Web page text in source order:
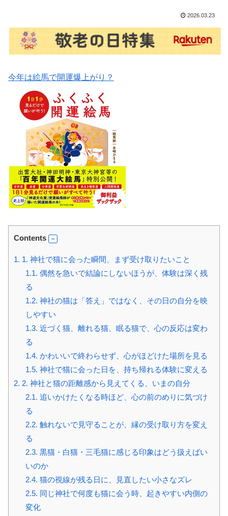
2026.03.23
今年は絵馬で開運爆上がり？
Contents
1. 1. 神社で猫に会った瞬間、まず受け取りたいこと
1.1. 偶然を急いで結論にしないほうが、体験は深く残
る
1.2. 神社の猫は「答え」ではなく、その日の自分を映
しやすい
1.3. 近づく猫、離れる猫、眠る猫で、心の反応は変わ
る
1.4. かわいいで終わらせず、心がほどけた場所を見る
1.5. 神社で猫に会った日を、持ち帰れる体験に変える
2. 2. 神社と猫の距離感から見えてくる、いまの自分
2.1. 追いかけたくなる時ほど、心の前のめりに気づけ
る
2.2. 触れないで見守ることが、縁の受け取り方を変え
る
2.3. 黒猫・白猫・三毛猫に感じる印象はどう扱えばい
いのか
2.4. 猫の視線が残る日に、見直したい小さなズレ
2.5. 同じ神社で何度も猫に会う時、起きやすい内側の
変化